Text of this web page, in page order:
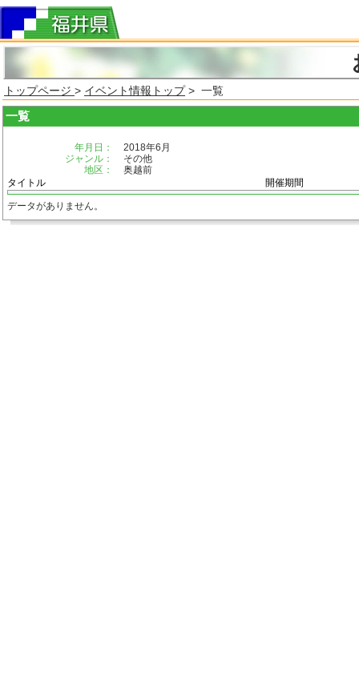
トップページ > イベント情報トップ> 一覧
一覧
年月日：
2018年6月
ジャンル：
その他
地区：
奥越前
タイトル
開催期間
データがありません。